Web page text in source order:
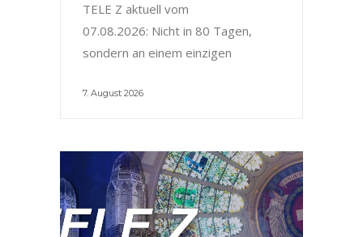
TELE Z aktuell vom
07.08.2026: Nicht in 80 Tagen,
sondern an einem einzigen
7. August 2026